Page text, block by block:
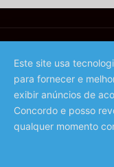
©️ 2023 -
Este site usa
para fornecer e
exibir anúncios de
Concordo e posso
qualquer momento